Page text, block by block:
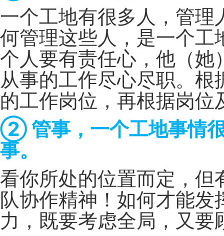
一个工地有很多人，管
何管理这些人，是一个
个人要有责任心，他（
从事的工作尽心尽职。
的工作岗位，再根据岗
② 管事，一个工地事情
事。
看你所处的位置而定，
队协作精神！如何才能
力，既要考虑全局，又要